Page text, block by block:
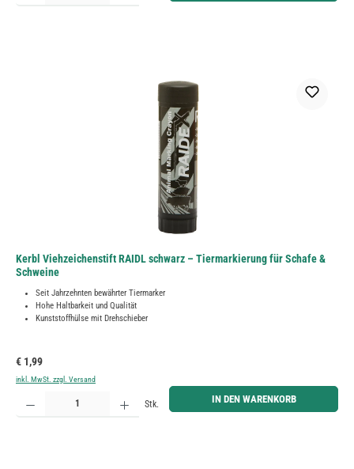
Kerbl Viehzeichenstift RAIDL schwarz – Tiermarkierung für Schafe &
Schweine
Seit Jahrzehnten bewährter Tiermarker
Hohe Haltbarkeit und Qualität
Kunststoffhülse mit Drehschieber
Regulärer Preis:
€ 1,99
inkl. MwSt. zzgl. Versand
Produkt Anzahl: Gib den gewünschten Wert ein oder benutze die Schaltflächen um die Anzahl zu
Stk. IN DEN WARENKORB